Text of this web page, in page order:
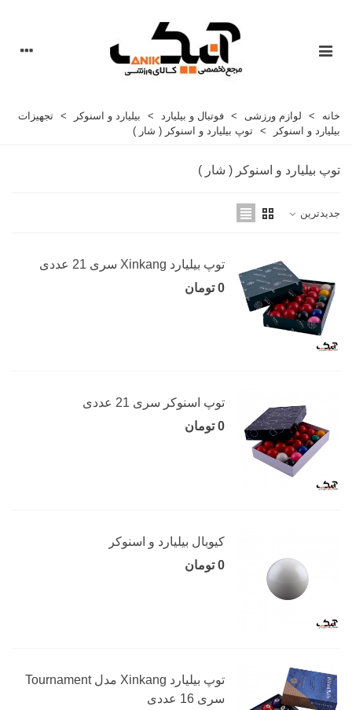
خانه > لوازم ورزشی > فوتبال و بیلیارد > بیلیارد و اسنوکر > تجهیزات
بیلیارد و اسنوکر
> توپ بیلیارد و اسنوکر ( شار )
توپ بیلیارد و اسنوکر ( شار )
جدیدترین
توپ بیلیارد Xinkang سری 21 عددی
0 تومان
توپ اسنوکر سری 21 عددی
0 تومان
کیوبال بیلیارد و اسنوکر
0 تومان
توپ بیلیارد Xinkang مدل Tournament
سری 16 عددی